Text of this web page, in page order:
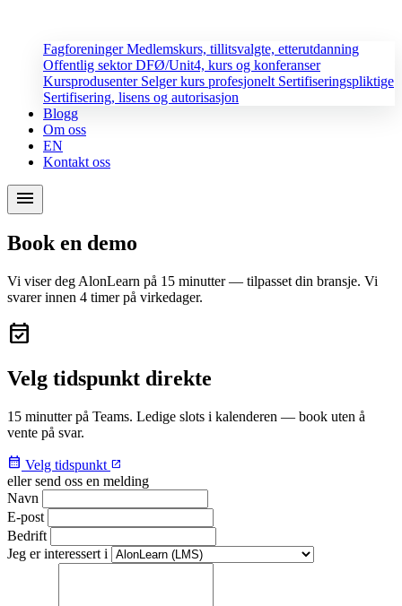
FagforeningerMedlemskurs, tillitsvalgte, etterutdanning
Offentlig sektorDFØ/Unit4, kurs og konferanser
Kursprodusenter Selger kurs profesjonelt Sertifiseringspliktige
Sertifisering, lisens og autorisasjon
Blogg
Om oss
EN
Kontakt oss
menu
Book en demo
Vi viser deg AlonLearn på 15 minutter — tilpasset din bransje. Vi
svarer innen 4 timer på virkedager.
event_available
Velg tidspunkt direkte
15 minutter på Teams. Ledige slots i kalenderen — book uten å
vente på svar.
calendar_month Velg tidspunkt open_in_new
eller send oss en melding
Navn
E-post
Bedrift
Jeg er interessert i